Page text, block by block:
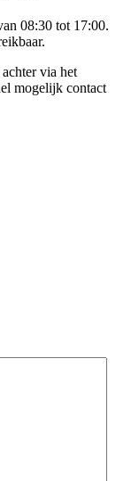
08:30 tot 17:00.
via het
mogelijk contact